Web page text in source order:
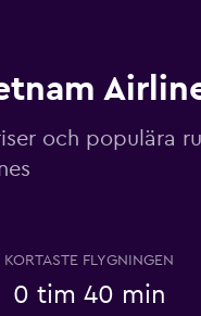
och populära
KORTASTE FLYGNINGEN
0 tim 40 min